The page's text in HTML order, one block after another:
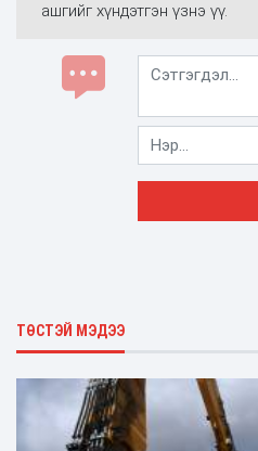
ашгийг хүндэтгэн үзнэ үү.
ТӨСТЭЙ МЭДЭЭ